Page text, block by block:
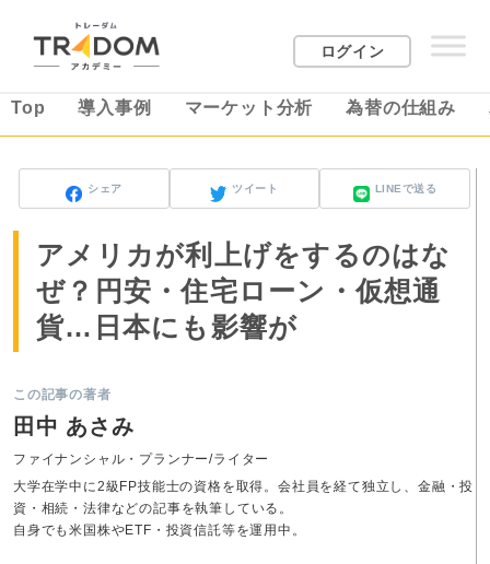
ログイン
Top 導入事例 マーケット分析 為替の仕組み
シェア ツイート LINEで送る
アメリカが利上げをするのはな
ぜ？円安・住宅ローン・仮想通
貨…日本にも影響が
この記事の著者
田中 あさみ
ファイナンシャル・プランナー/ライター
大学在学中に2級FP技能士の資格を取得。会社員を経て独立し、金融・投
資・相続・法律などの記事を執筆している。
自身でも米国株やETF・投資信託等を運用中。